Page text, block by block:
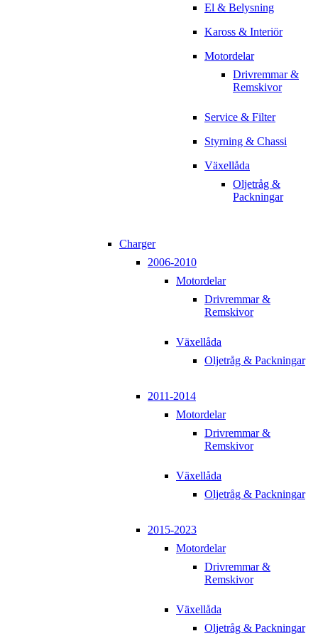
El & Belysning
Kaross & Interiör
Motordelar
Drivremmar &
Remskivor
Service & Filter
Styrning & Chassi
Växellåda
Oljetråg &
Packningar
Charger
2006-2010
Motordelar
Drivremmar &
Remskivor
Växellåda
Oljetråg & Packningar
2011-2014
Motordelar
Drivremmar &
Remskivor
Växellåda
Oljetråg & Packningar
2015-2023
Motordelar
Drivremmar &
Remskivor
Växellåda
Oljetråg & Packningar